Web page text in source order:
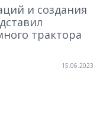
и создания
трактора
15.06.2023